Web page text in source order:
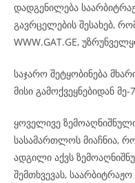
დადგენილება
გავრცელების შესახებ,
WWW.GAT.GE,
საჯარო შეტყობინება
მისი გამოქვეყნებიდან
ყოველივე
სასამართლოს მიაჩნია,
ადგილი აქვს
შემთხვევას,